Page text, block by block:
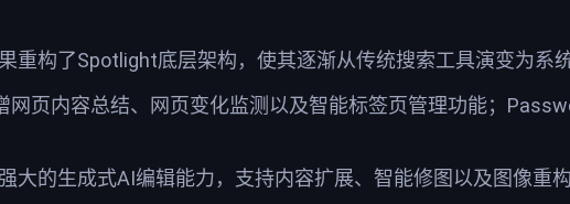
重构了Spotlight底层架构，使其逐渐从传统搜索工具演变为系
网页内容总结、网页变化监测以及智能标签页管理功能；
大的生成式AI编辑能力，支持内容扩展、智能修图以及图像重构